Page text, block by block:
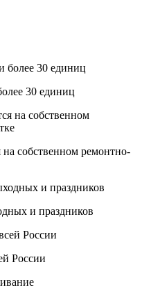
30 единиц
на собственном ремонтно-
и праздников
России